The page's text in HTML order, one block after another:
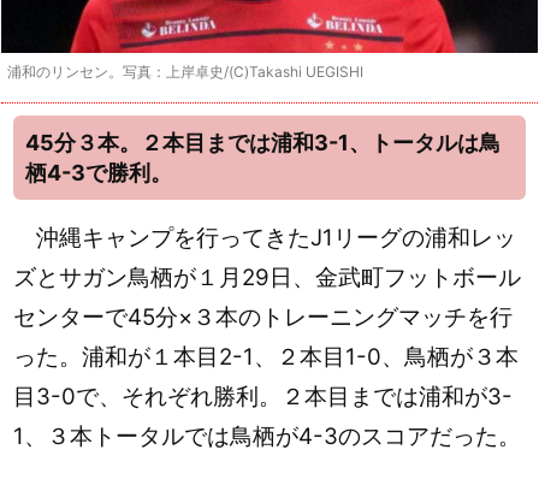
浦和のリンセン。写真：上岸卓史/(C)Takashi UEGISHI
45分３本。２本目までは浦和3-1、トータルは鳥
栖4-3で勝利。
沖縄キャンプを行ってきたJ1リーグの浦和レッ
ズとサガン鳥栖が１月29日、金武町フットボール
センターで45分×３本のトレーニングマッチを行
った。浦和が１本目2-1、２本目1-0、鳥栖が３本
目3-0で、それぞれ勝利。２本目までは浦和が3-
1、３本トータルでは鳥栖が4-3のスコアだった。